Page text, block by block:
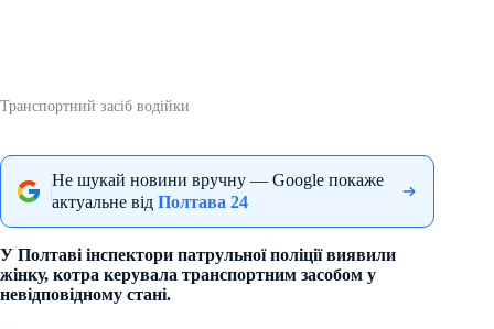
Транспортний засіб водійки
Не шукай новини вручну — Google покаже
актуальне від Полтава 24
У Полтаві інспектори патрульної поліції виявили
жінку, котра керувала транспортним засобом у
невідповідному стані.